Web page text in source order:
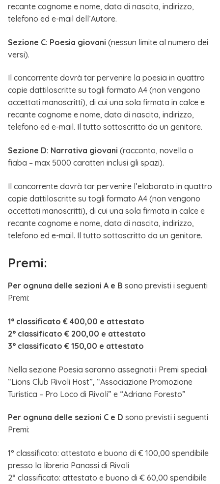
recante cognome e nome, data di nascita, indirizzo,
telefono ed e-mail dell’Autore.
Sezione C: Poesia giovani (nessun limite al numero dei
versi).
Il concorrente dovrà tar pervenire la poesia in quattro
copie dattiloscritte su togli formato A4 (non vengono
accettati manoscritti), di cui una sola firmata in calce e
recante cognome e nome, data di nascita, indirizzo,
telefono ed e-mail. Il tutto sottoscritto da un genitore.
Sezione D: Narrativa giovani (racconto, novella o
fiaba – max 5000 caratteri inclusi gli spazi).
Il concorrente dovrà tar pervenire l’elaborato in quattro
copie dattiloscritte su togli formato A4 (non vengono
accettati manoscritti), di cui una sola firmata in calce e
recante cognome e nome, data di nascita, indirizzo,
telefono ed e-mail. Il tutto sottoscritto da un genitore.
Premi:
Per ognuna delle sezioni A e B sono previsti i seguenti
Premi:
1° classificato € 400,00 e attestato
2° classificato € 200,00 e attestato
3° classificato € 150,00 e attestato
Nella sezione Poesia saranno assegnati i Premi speciali
“Lions Club Rivoli Host”, “Associazione Promozione
Turistica – Pro Loco di Rivoli” e “Adriana Foresto”
Per ognuna delle sezioni C e D sono previsti i seguenti
Premi:
1° classificato: attestato e buono di € 100,00 spendibile
presso la libreria Panassi di Rivoli
2° classificato: attestato e buono di € 60,00 spendibile